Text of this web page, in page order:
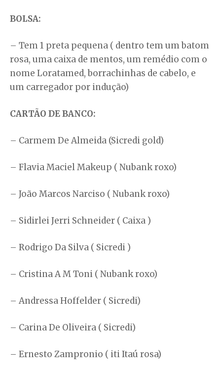
BOLSA:
– Tem 1 preta pequena ( dentro tem um batom
rosa, uma caixa de mentos, um remédio com o
nome Loratamed, borrachinhas de cabelo, e
um carregador por indução)
CARTÃO DE BANCO:
– Carmem De Almeida (Sicredi gold)
– Flavia Maciel Makeup ( Nubank roxo)
– João Marcos Narciso ( Nubank roxo)
– Sidirlei Jerri Schneider ( Caixa )
– Rodrigo Da Silva ( Sicredi )
– Cristina A M Toni ( Nubank roxo)
– Andressa Hoffelder ( Sicredi)
– Carina De Oliveira ( Sicredi)
– Ernesto Zampronio ( iti Itaú rosa)